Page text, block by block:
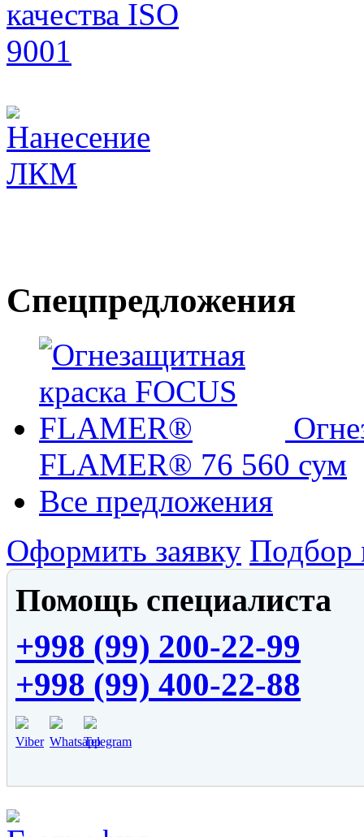
Спецпредложения
FLAMER® 76 560 сум
Все предложения
Оформить заявку Подбор
Помощь специалиста
+998 (99) 200-22-99
+998 (99) 400-22-88